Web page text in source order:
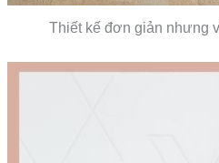
Thiết kế đơn giản nhưng